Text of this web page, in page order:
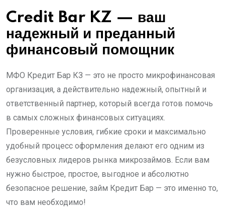
Credit Bar KZ — ваш
надежный и преданный
финансовый помощник
МФО Кредит Бар КЗ — это не просто микрофинансовая
организация, а действительно надежный, опытный и
ответственный партнер, который всегда готов помочь
в самых сложных финансовых ситуациях.
Проверенные условия, гибкие сроки и максимально
удобный процесс оформления делают его одним из
безусловных лидеров рынка микрозаймов. Если вам
нужно быстрое, простое, выгодное и абсолютно
безопасное решение, займ Кредит Бар — это именно то,
что вам необходимо!